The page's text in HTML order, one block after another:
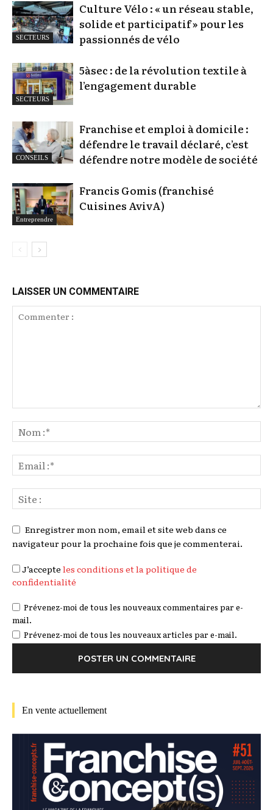
SECTEURS
Culture Vélo : « un réseau stable,
solide et participatif » pour les
passionnés de vélo
SECTEURS
5àsec : de la révolution textile à
l’engagement durable
CONSEILS
Franchise et emploi à domicile :
défendre le travail déclaré, c’est
défendre notre modèle de société
Entreprendre
Francis Gomis (franchisé
Cuisines AvivA)
LAISSER UN COMMENTAIRE
Enregistrer mon nom, email et site web dans ce
navigateur pour la prochaine fois que je commenterai.
J’accepte les conditions et la politique de
confidentialité
Prévenez-moi de tous les nouveaux commentaires par e-
mail.
Prévenez-moi de tous les nouveaux articles par e-mail.
En vente actuellement